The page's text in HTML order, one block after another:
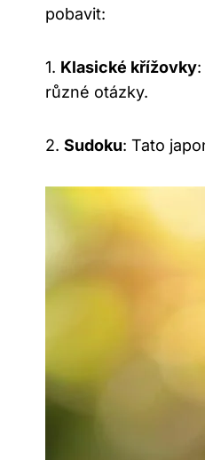
pobavit:
1. Klasické křížovky
různé otázky.
2. Sudoku: Tato